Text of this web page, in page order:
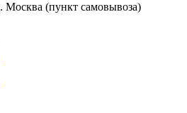
Москва (пункт самовывоза)